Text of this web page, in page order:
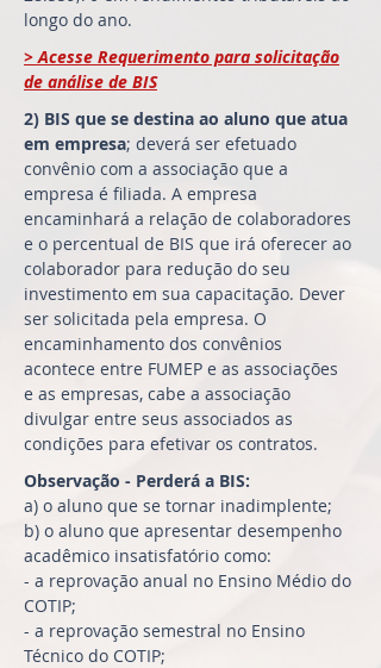
longo do ano.
> Acesse Requerimento para solicitação
de análise de BIS
2) BIS que se destina ao aluno que atua
em empresa; deverá ser efetuado
convênio com a associação que a
empresa é filiada. A empresa
encaminhará a relação de colaboradores
e o percentual de BIS que irá oferecer ao
colaborador para redução do seu
investimento em sua capacitação. Dever
ser solicitada pela empresa. O
encaminhamento dos convênios
acontece entre FUMEP e as associações
e as empresas, cabe a associação
divulgar entre seus associados as
condições para efetivar os contratos.
Observação - Perderá a BIS:
a) o aluno que se tornar inadimplente;
b) o aluno que apresentar desempenho
acadêmico insatisfatório como:
- a reprovação anual no Ensino Médio do
COTIP;
- a reprovação semestral no Ensino
Técnico do COTIP;